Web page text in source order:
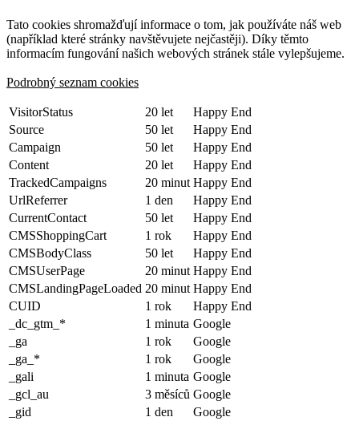
Tato cookies shromažďují informace o tom, jak používáte náš web
(například které stránky navštěvujete nejčastěji). Díky těmto
informacím fungování našich webových stránek stále vylepšujeme.
Podrobný seznam cookies
VisitorStatus 20 let
Happy End
Source
50 let
Happy End
Campaign
50 let
Happy End
Content
20 let
Happy End
TrackedCampaigns
20 minut Happy End
UrlReferrer
1 den
Happy End
CurrentContact
50 let
Happy End
CMSShoppingCart
1 rok
Happy End
CMSBodyClass
50 let
Happy End
CMSUserPage
20 minut Happy End
CMSLandingPageLoaded 20 minut Happy End
CUID
1 rok
Happy End
_dc_gtm_*
1 minuta Google
_ga
1 rok
Google
_ga_*
1 rok
Google
_gali
1 minuta Google
_gcl_au
3 měsíců Google
_gid
1 den
Google